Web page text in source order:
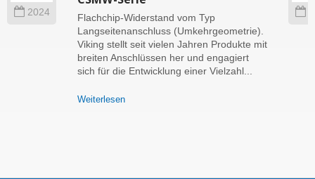
2024
Flachchip-Widerstand vom Typ
Langseitenanschluss (Umkehrgeometrie).
Viking stellt seit vielen Jahren Produkte mit
breiten Anschlüssen her und engagiert
sich für die Entwicklung einer Vielzahl...
Weiterlesen